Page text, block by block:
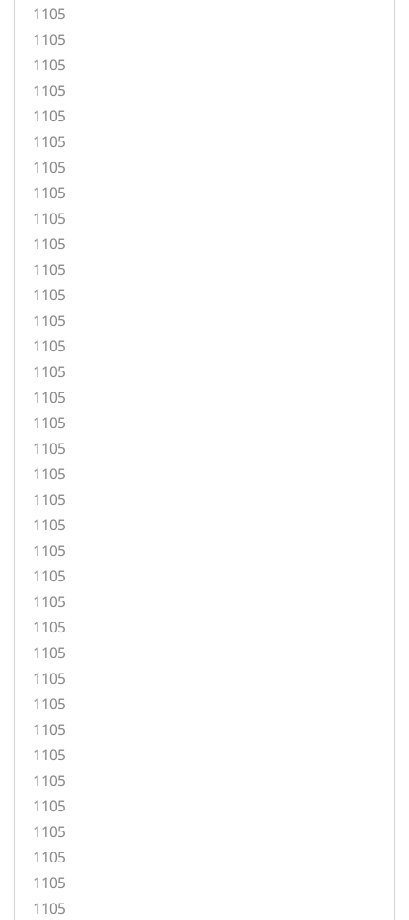
1105
1105
1105
1105
1105
1105
1105
1105
1105
1105
1105
1105
1105
1105
1105
1105
1105
1105
1105
1105
1105
1105
1105
1105
1105
1105
1105
1105
1105
1105
1105
1105
1105
1105
1105
1105